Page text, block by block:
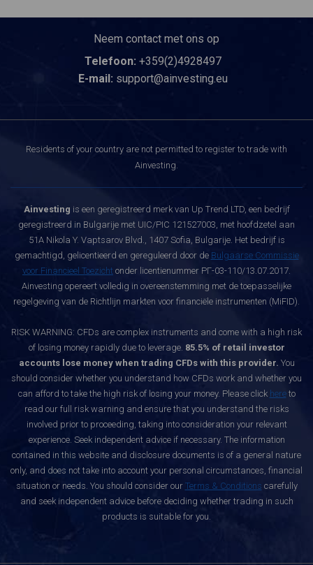
Neem contact met ons op
Telefoon: +359(2)4928497
E-mail: support@ainvesting.eu
Residents of your country are not permitted to register to trade with
Ainvesting.
Ainvesting is een geregistreerd merk van Up Trend LTD, een bedrijf
geregistreerd in Bulgarije met UIC/PIC 121527003, met hoofdzetel aan
51A Nikola Y. Vaptsarov Blvd., 1407 Sofia, Bulgarije. Het bedrijf is
gemachtigd, gelicentieerd en gereguleerd door de Bulgaarse Commissie
voor Financieel Toezicht onder licentienummer РГ-03-110/13.07.2017.
Ainvesting opereert volledig in overeenstemming met de toepasselijke
regelgeving van de Richtlijn markten voor financiële instrumenten (MiFID).
RISK WARNING: CFDs are complex instruments and come with a high risk
of losing money rapidly due to leverage. 85.5% of retail investor
accounts lose money when trading CFDs with this provider. You
should consider whether you understand how CFDs work and whether you
can afford to take the high risk of losing your money. Please click hereto
read our full risk warning and ensure that you understand the risks
involved prior to proceeding, taking into consideration your relevant
experience. Seek independent advice if necessary. The information
contained in this website and disclosure documents is of a general nature
only, and does not take into account your personal circumstances, financial
situation or needs. You should consider our Terms & Conditions carefully
and seek independent advice before deciding whether trading in such
products is suitable for you.